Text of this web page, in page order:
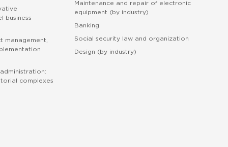
business
management,
complexes
Maintenance and repair of electronic
equipment (by industry)
Banking
Social security law and organization
Design (by industry)